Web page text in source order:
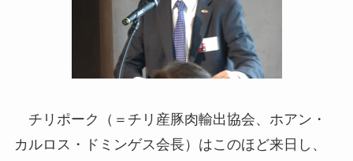
チリポーク（＝チリ産豚肉輸出協会、ホアン・
カルロス・ドミンゲス会長）はこのほど来日し、